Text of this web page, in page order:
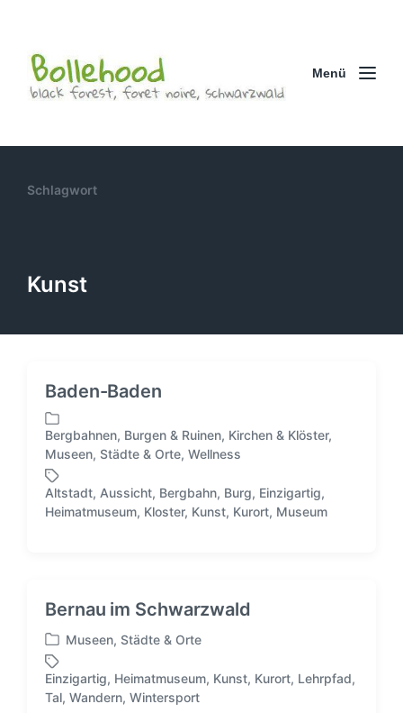
Menü
Schlagwort
Kunst
Baden-Baden
V
r
ö
f
l
i
c
h
t
Bergbahnen, Burgen & Ruinen, Kirchen & Klöster,
Museen, Städte & Orte, Wellness
S
w
ö
r
t
e
Altstadt, Aussicht, Bergbahn, Burg, Einzigartig,
Heimatmuseum, Kloster, Kunst, Kurort, Museum
Bernau im Schwarzwald
V
e
r
ö
Museen, Städte & Orte
S
Einzigartig, Heimatmuseum, Kunst, Kurort, Lehrpfad,
Tal, Wandern, Wintersport